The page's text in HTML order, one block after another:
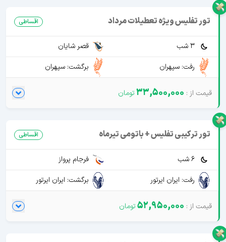
تور تفلیس ویژه تعطیلات مرداد اقساطی
3 شب
قصر شایان
رفت: سپهران
برگشت: سپهران
33,500,000
تور ترکیبی تفلیس + باتومی تیرماه اقساطی
6 شب
فرجام پرواز
رفت: ایران ایرتور
برگشت: ایران ایرتور
52,950,000